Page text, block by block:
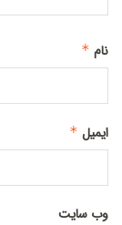
نام *
ایمیل *
وب‌ سایت